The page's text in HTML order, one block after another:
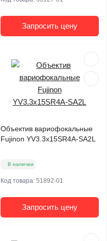
Запросить цену
Объектив вариофокальные
Fujinon YV3.3x15SR4A-SA2L
В наличии
Код товара: 51892-01
Запросить цену